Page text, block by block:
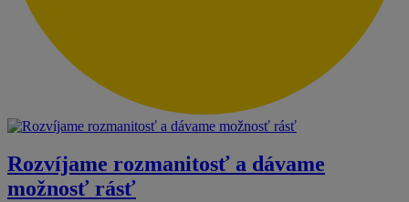
Rozvíjame rozmanitosť a dávame
možnosť rásť